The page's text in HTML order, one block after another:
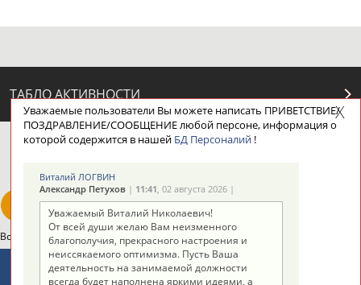
ТАБЛО АКТИВНОСТИ
ЦЕЛИ ПРОЕКТА НАШИ КНОПКИ
Вопросы сотрудничества и совместной деятельности
Адресов в новостной рассылке: 996
Уважаемые пользователи Вы можете написать ПРИВЕТСТВИЕ/
ПОЗДРАВЛЕНИЕ/СООБЩЕНИЕ любой персоне, информация о
которой содержится в нашей БД Персоналий!
Виталий ЛОГВИН
Александр Петухов| 11:41, 02 августа 2026 |
Уважаемый Виталий Николаевич!
От всей души желаю Вам неизменного
благополучия, прекрасного настроения и
неиссякаемого оптимизма. Пусть Ваша
деятельность на занимаемой должности
всегда будет наполнена яркими идеями, а